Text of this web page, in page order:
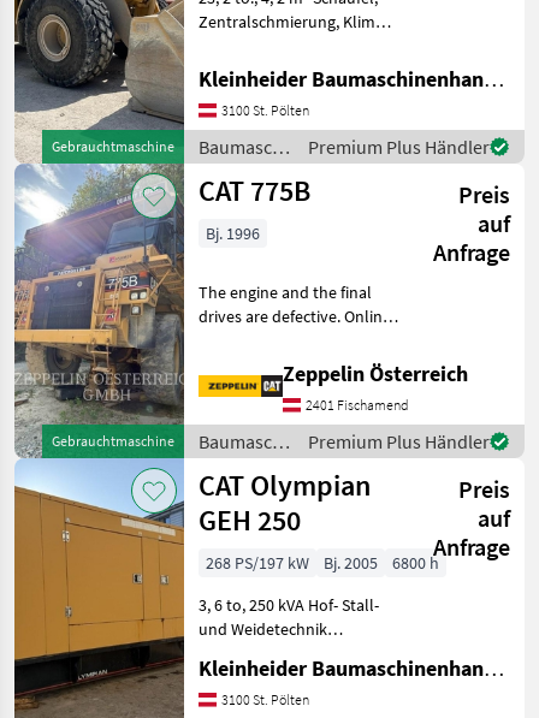
Gebrauchtmaschine
Zentralschmierung, Klima,
Schwingungsdämpfung
Baumaschinen Radlader
Kleinheider Baumaschinenhandel GmbH.
3100 St. Pölten
Baumaschinen
/ CAT
Premium Plus Händler
Gebrauchtmaschine
CAT 775B
Preis
auf
Anfrage
Bj. 1996
The engine and the final
drives are defective. Online
Baumaschinen DumperZeppelin Österreich
2401 Fischamend
Baumaschinen
/ CAT
Premium Plus Händler
CAT Olympian
GEH 250
Preis
auf
Anfrage
268 PS/197 kW Bj. 2005
6800 h
3, 6 to, 250 kVA Hof- Stall-
und Weidetechnik
Kleinheider Baumaschinenhandel GmbH.
3100 St. Pölten